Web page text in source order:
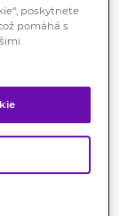
kteří mají
kůží jako
poskytnete
pomáhá s